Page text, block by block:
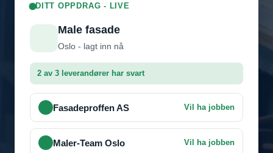
DITT OPPDRAG - LIVE
Male fasade
Oslo - lagt inn nå
2 av 3 leverandører har svart